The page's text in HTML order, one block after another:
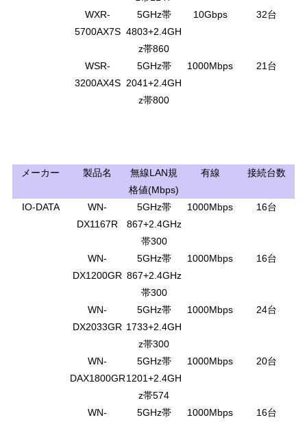
WXR-
5700AX7S
5GHz帯
4803+2.4GH
z帯860
10Gbps 32台
WSR-
3200AX4S
5GHz帯
2041+2.4GH
z帯800
1000Mbps 21台
メーカー 製品名
無線LAN規
格値(Mbps)
有線 接続台数
IO-DATA
WN-
DX1167R
5GHz帯
867+2.4GHz
帯300
1000Mbps 16台
WN-
DX1200GR
5GHz帯
867+2.4GHz
帯300
1000Mbps 16台
WN-
DX2033GR
5GHz帯
1733+2.4GH
z帯300
1000Mbps 24台
WN-
DAX1800GR
5GHz帯
1201+2.4GH
z帯574
1000Mbps 20台
WN-
5GHz帯
1000Mbps 16台